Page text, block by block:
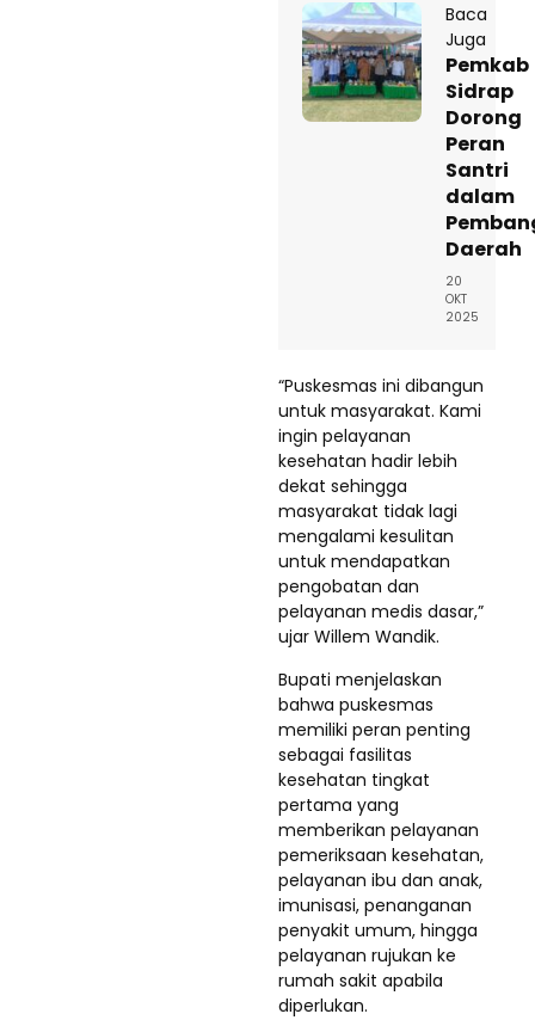
Baca
Juga
Pemkab
Sidrap
Dorong
Peran
Santri
dalam
Daerah
20
OKT
2025
“Puskesmas ini dibangun
untuk masyarakat. Kami
ingin pelayanan
kesehatan hadir lebih
dekat sehingga
masyarakat tidak lagi
mengalami kesulitan
untuk mendapatkan
pengobatan dan
pelayanan medis dasar,”
ujar Willem Wandik.
Bupati menjelaskan
bahwa puskesmas
memiliki peran penting
sebagai fasilitas
kesehatan tingkat
pertama yang
memberikan pelayanan
pemeriksaan kesehatan,
pelayanan ibu dan anak,
imunisasi, penanganan
penyakit umum, hingga
pelayanan rujukan ke
rumah sakit apabila
diperlukan.